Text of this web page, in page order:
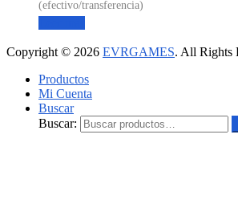
Copyright © 2026 EVRGAMES. All Rights
Productos
Mi Cuenta
Buscar
Buscar: